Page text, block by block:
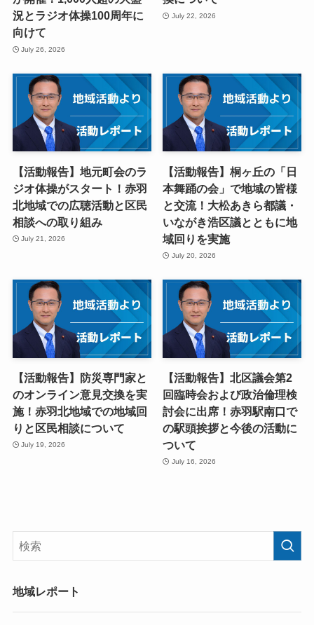
況とラジオ体操100周年に
向けて
July 26, 2026
July 22, 2026
【活動報告】地元町会のラ
ジオ体操がスタート！赤羽
北地域での広聴活動と区民
相談への取り組み
July 21, 2026
【活動報告】桐ヶ丘の「日
本舞踊の会」で地域の皆様
と交流！大松あきら都議・
いながき浩区議とともに地
域回りを実施
July 20, 2026
【活動報告】防災専門家と
のオンライン意見交換を実
施！赤羽北地域での地域回
りと区民相談について
July 19, 2026
【活動報告】北区議会第2
回臨時会および政治倫理検
討会に出席！赤羽駅南口で
の駅頭挨拶と今後の活動に
ついて
July 16, 2026
地域レポート